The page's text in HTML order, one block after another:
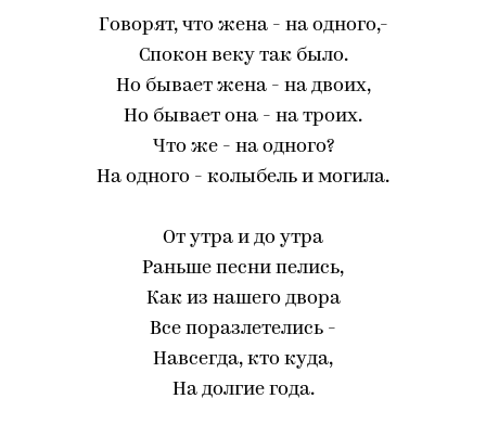
Говорят, что жена - на одного,-
Спокон веку так было.
Но бывает жена - на двоих,
Но бывает она - на троих.
Что же - на одного?
На одного - колыбель и могила.
От утра и до утра
Раньше песни пелись,
Как из нашего двора
Все поразлетелись -
Навсегда, кто куда,
На долгие года.